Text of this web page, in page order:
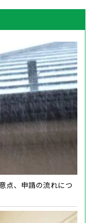
点、申請の流れにつ